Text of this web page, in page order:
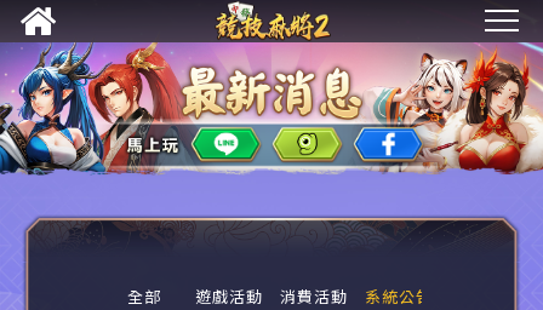
全部 遊戲活動 消費活動 系統公告